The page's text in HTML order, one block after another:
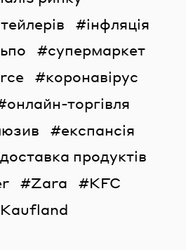
інфляція
супермаркет
коронавірус
онлайн-торгівля
експансія
доставка продуктів
Zara
KFC
Kaufland